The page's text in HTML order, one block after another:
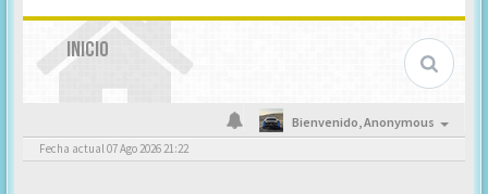
INICIO
Bienvenido,Anonymous
Fecha actual 07 Ago 2026 21:22